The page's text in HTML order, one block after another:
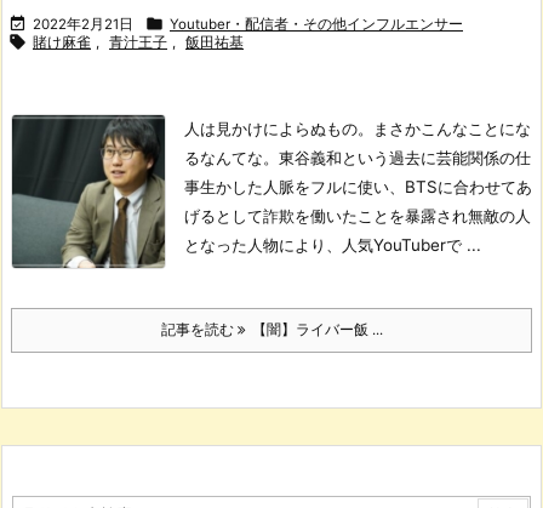
 2022年2月21日  Youtuber・配信者・その他インフルエンサー
 賭け麻雀 , 青汁王子 , 飯田祐基
人は見かけによらぬもの。まさかこんなことにな
るなんてな。 東谷義和という過去に芸能関係の仕
事生かした人脈をフルに使い、BTSに合わせてあ
げるとして詐欺を働いたことを暴露され無敵の人
となった人物により、人気YouTuberで ...
記事を読む 【闇】ライバー飯 ...